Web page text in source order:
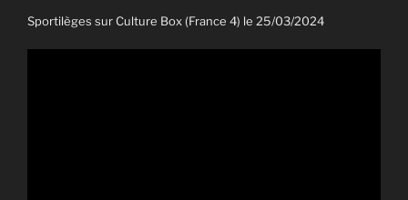
Sportilèges sur Culture Box (France 4) le 25/03/2024